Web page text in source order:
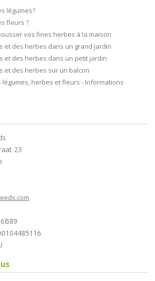
légumes?
fleurs ?
vos fines herbes à la maison
et des herbes dans un grand Jardin
et des herbes dans un petit jardin
et des herbes sur un balcon
légumes, herbes et fleurs - Informations
23